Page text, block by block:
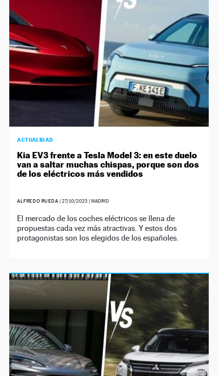
ACTUALIDAD
Kia EV3 frente a Tesla Model 3: en este duelo
van a saltar muchas chispas, porque son dos
de los eléctricos más vendidos
ALFREDO RUEDA | 27/10/2025| MADRID
El mercado de los coches eléctricos se llena de
propuestas cada vez más atractivas. Y estos dos
protagonistas son los elegidos de los españoles.